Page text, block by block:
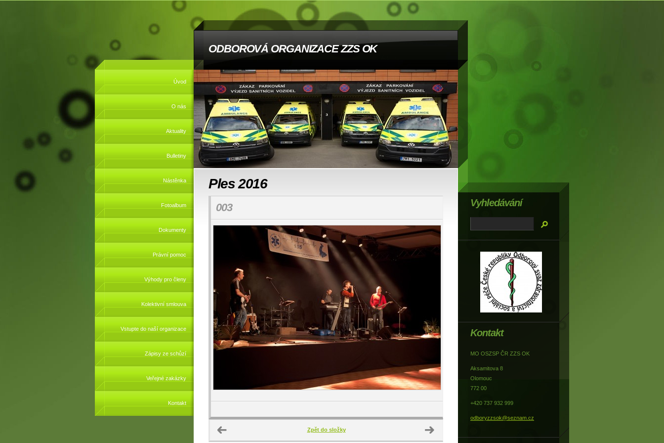
ODBOROVÁ ORGANIZACE ZZS OK
Úvod
O nás
Aktuality
Bulletiny
Nástěnka
Fotoalbum
Dokumenty
Právní pomoc
Výhody pro členy
Kolektivní smlouva
Vstupte do naší organizace
Zápisy ze schůzí
Veřejné zakázky
Kontakt
Ples 2016
003
Zpět do složky
Kontakt
MO OSZSP ČR ZZS OK
Aksamitova 8
Olomouc
772 00
+420 737 932 999
odboryzzsok@seznam.cz
Vyhledávání